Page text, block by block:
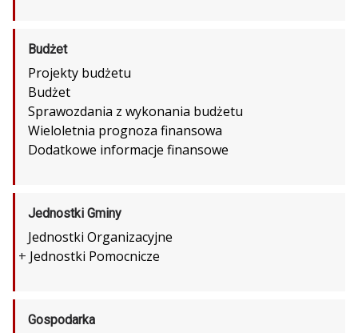
Budżet
Projekty budżetu
Budżet
Sprawozdania z wykonania budżetu
Wieloletnia prognoza finansowa
Dodatkowe informacje finansowe
Jednostki Gminy
Jednostki Organizacyjne
+ Jednostki Pomocnicze
Gospodarka